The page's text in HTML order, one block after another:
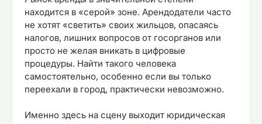
находится в «серой» зоне. Арендодатели часто
не хотят «светить» своих жильцов, опасаясь
налогов, лишних вопросов от госорганов или
просто не желая вникать в цифровые
процедуры. Найти такого человека
самостоятельно, особенно если вы только
переехали в город, практически невозможно.
Именно здесь на сцену выходит юридическая